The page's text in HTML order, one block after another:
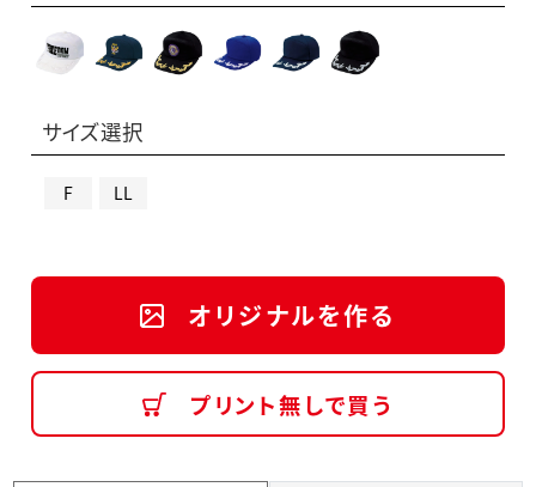
サイズ選択
F LL
オリジナルを作る
プリント無しで買う